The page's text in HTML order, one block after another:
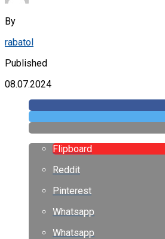
By
rabatol
Published
08.07.2024
Flipboard
Reddit
Pinterest
Whatsapp
Whatsapp